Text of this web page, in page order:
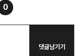
0
댓글남기기